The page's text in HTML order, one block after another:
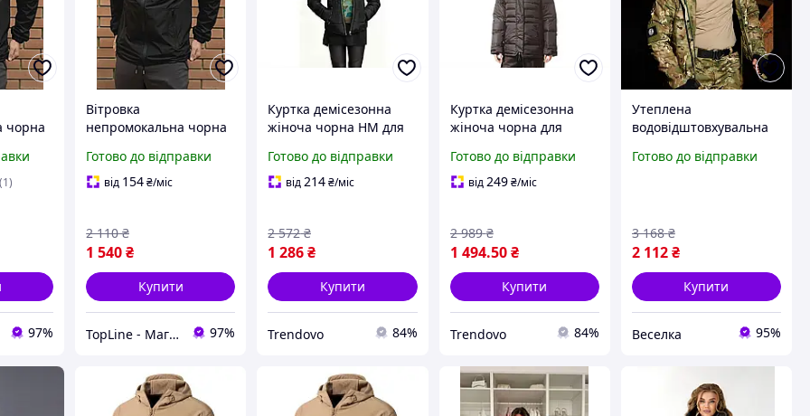
чорна
для
(1)
97%
Вітровка
непромокальна чорна
Чоловіча куртка
плащова Адідас для
Готово до відправки
від 154₴/міс
1 540₴
2 110 ₴
Купити
TopLine - Магазин крутих товарів 97%
Куртка демісезонна
жіноча чорна HM для
стильна та зручна
100% бавовна
Готово до відправки
від214₴/міс
1 286₴
2 572 ₴
Купити
Trendovo 84%
Куртка демісезонна
жіноча чорна для
легка і зручна
Готово до відправки
від249 ₴/міс
1 494.50 ₴
2 989 ₴
Купити
Trendovo 84%
Утеплена
водовідштовхувальна
активного відпочинку
Готово до відправки
2 112₴
3 168 ₴
Купити
Веселка 95%